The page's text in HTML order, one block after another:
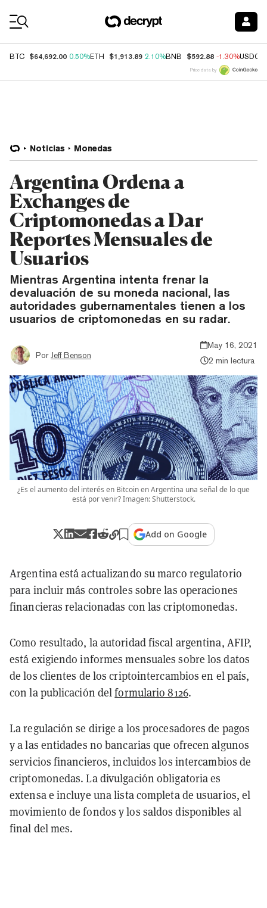
BTC $64,692.00 0.50%ETH $1,913.89 2.10%BNB $592.88 -1.30%USDC
Price data by
Noticias Monedas
Argentina Ordena a
Exchanges de
Criptomonedas a Dar
Reportes Mensuales de
Usuarios
Mientras Argentina intenta frenar la
devaluación de su moneda nacional, las
autoridades gubernamentales tienen a los
usuarios de criptomonedas en su radar.
Por Jeff Benson
May 16, 2021
2 min lectura
¿Es el aumento del interés en Bitcoin en Argentina una señal de lo que
está por venir? Imagen: Shutterstock.
Add on Google
Argentina está actualizando su marco regulatorio
para incluir más controles sobre las operaciones
financieras relacionadas con las criptomonedas.
Como resultado, la autoridad fiscal argentina, AFIP,
está exigiendo informes mensuales sobre los datos
de los clientes de los criptointercambios en el país,
con la publicación delformulario 8126.
La regulación se dirige a los procesadores de pagos
y a las entidades no bancarias que ofrecen algunos
servicios financieros, incluidos los intercambios de
criptomonedas. La divulgación obligatoria es
extensa e incluye una lista completa de usuarios, el
movimiento de fondos y los saldos disponibles al
final del mes.